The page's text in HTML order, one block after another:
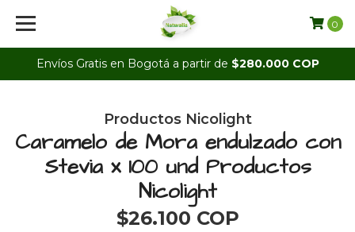
Envíos Gratis en Bogotá a partir de $280.000 COP
0
Productos Nicolight
Caramelo de Mora endulzado con
Stevia x 100 und Productos
Nicolight
$26.100 COP